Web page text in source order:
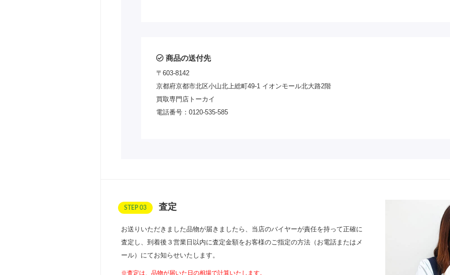
商品の送付先
〒603-8142
京都府京都市北区小山北上総町49-1 イオンモール北大路2階
買取専門店トーカイ
電話番号：0120-535-585
STEP 03 査定
お送りいただきました品物が届きましたら、当店のバイヤーが責任を持って正確に
査定し、到着後３営業日以内に査定金額をお客様のご指定の方法（お電話またはメ
ール）にてお知らせいたします。
※査定は、品物が届いた日の相場で計算いたします。